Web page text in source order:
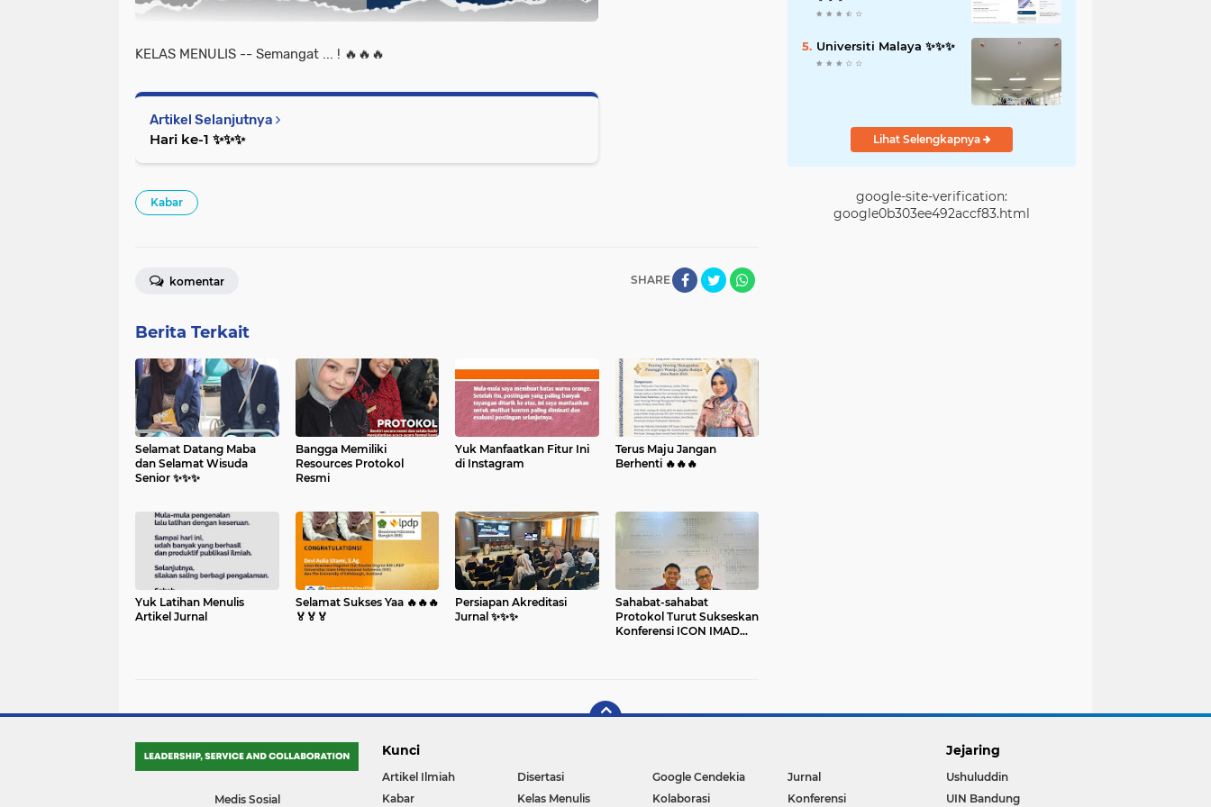
KELAS MENULIS -- Semangat ... ! 🔥🔥🔥
Artikel Selanjutnya
Hari ke-1 ✨️✨️✨️
Kabar
SHARE
komentar
Berita Terkait
Selamat Datang Maba
dan Selamat Wisuda
Senior ✨️✨️✨️
Bangga Memiliki
Resources Protokol
Resmi
Yuk Manfaatkan Fitur Ini
di Instagram
Terus Maju Jangan
Berhenti 🔥🔥🔥
Yuk Latihan Menulis
Artikel Jurnal
Selamat Sukses Yaa 🔥🔥🔥
🏅🏅🏅
Persiapan Akreditasi
Jurnal ✨️✨️✨️
Sahabat-sahabat
Protokol Turut Sukseskan
Konferensi ICON IMAD
Universiti Malaya ✨️✨️✨️
Lihat Selengkapnya
google-site-verification:
google0b303ee492accf83.html
Medis Sosial
Kunci
Artikel Ilmiah Disertasi Google Cendekia
Jurnal
Kabar
Kelas Menulis Kolaborasi Konferensi
Jejaring
Ushuluddin
UIN Bandung